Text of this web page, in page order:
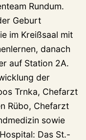
Rundum.
Geburt
im Kreißsaal mit
danach
auf Station 2A.
der
Trnka, Chefarzt
Rübo, Chefarzt
sowie
Das St.-